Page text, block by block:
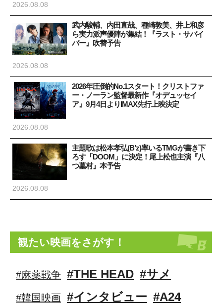
2026.08.08
武内駿輔、内田直哉、種崎敦美、井上和彦
ら実力派声優陣が集結！『ラスト・サバイ
バー』吹替予告
2026.08.08
2026年圧倒的No.1スタート！クリストファ
ー・ノーラン監督最新作『オデュッセイ
ア』9月4日よりIMAX先行上映決定
2026.08.08
主題歌は松本孝弘(B’z)率いるTMGが書き下
ろす「DOOM」に決定！尾上松也主演『八
つ墓村』本予告
2026.08.08
観たい映画をさがす！
#麻薬戦争 #THE HEAD #サメ
#韓国映画 #インタビュー #A24